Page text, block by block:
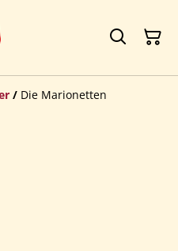
/ Die Marionetten